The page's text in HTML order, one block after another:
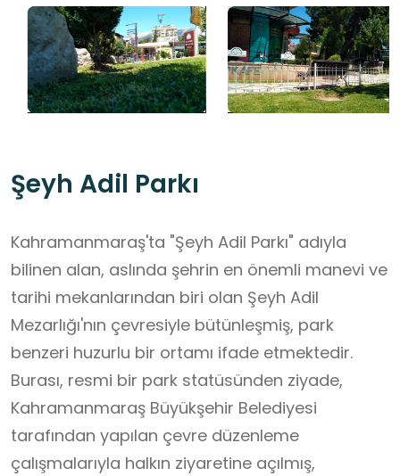
Şeyh Adil Parkı
Kahramanmaraş'ta "Şeyh Adil Parkı" adıyla
bilinen alan, aslında şehrin en önemli manevi ve
tarihi mekanlarından biri olan Şeyh Adil
Mezarlığı'nın çevresiyle bütünleşmiş, park
benzeri huzurlu bir ortamı ifade etmektedir.
Burası, resmi bir park statüsünden ziyade,
Kahramanmaraş Büyükşehir Belediyesi
tarafından yapılan çevre düzenleme
çalışmalarıyla halkın ziyaretine açılmış,